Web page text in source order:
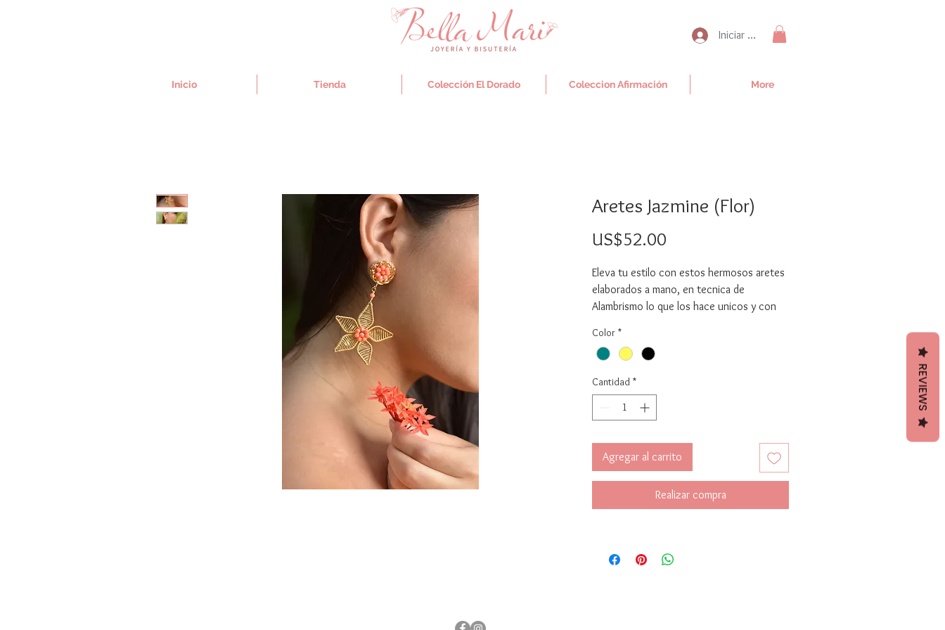
Iniciar sesión
Inicio Tienda Colección El Dorado Coleccion Afirmación More
Aretes Jazmine (Flor)
US$52.00
Eleva tu estilo con estos hermosos aretes
elaborados a mano, en tecnica de
Alambrismo lo que los hace unicos y con
Son ligeros y comodos.
Medidas: 7 cm x 4 cm (2.7 inch x 1.6)
Color *
Cantidad *
Agregar al carrito
Realizar compra
REVIEWS